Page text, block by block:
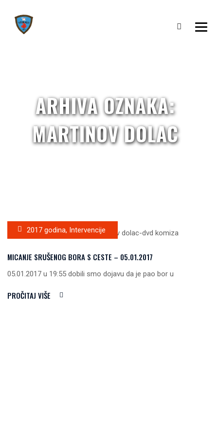
ARHIVA OZNAKA:
MARTINOV DOLAC
2017 godina, Intervencije
MICANJE SRUŠENOG BORA S CESTE – 05.01.2017
05.01.2017 u 19:55 dobili smo dojavu da je pao bor u
PROČITAJ VIŠE